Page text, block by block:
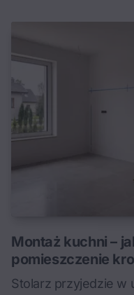
Montaż kuchni –
pomieszczenie
Stolarz przyjedzie w